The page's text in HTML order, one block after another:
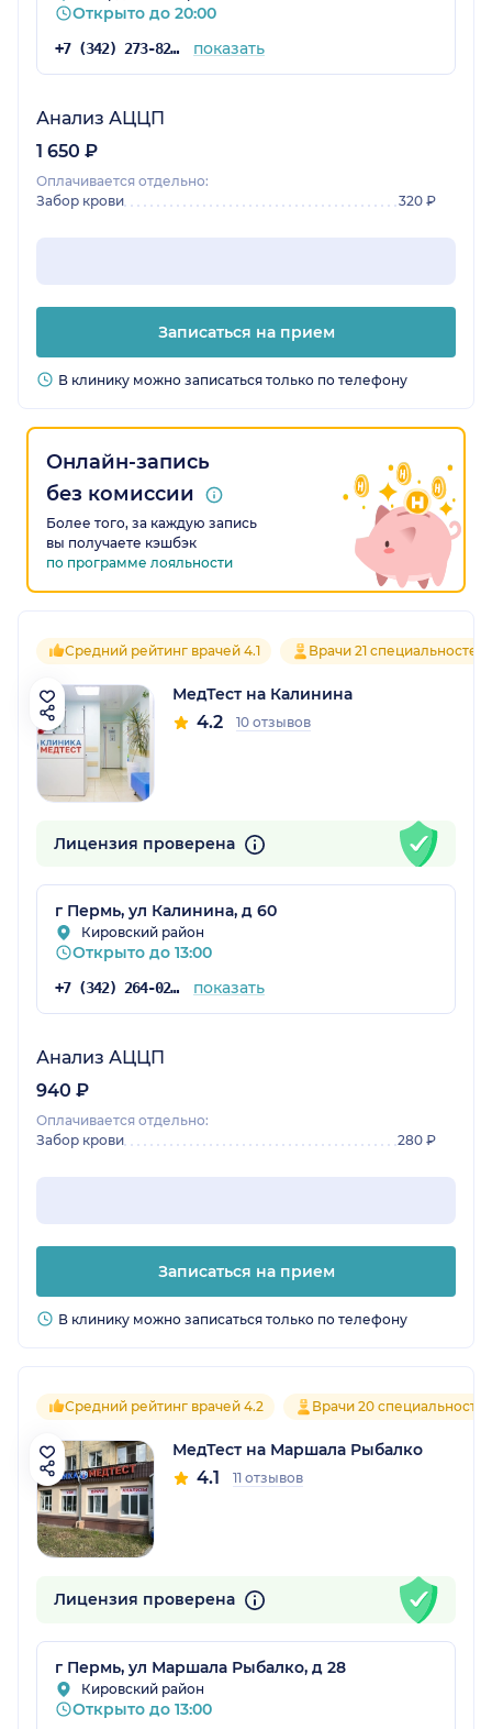
Открыто до 20:00
+7 (342) 273-82-37 показать
Анализ АЦЦП
1 650 ₽
Оплачивается отдельно:
Забор крови
320 ₽
Записаться на прием
В клинику можно записаться только по телефону
Онлайн-запись
без комиссии
Более того, за каждую запись
вы получаете кэшбэк
по программе лояльности
Средний рейтинг врачей 4.1 Врачи 21 специальностей
МедТест на Калинина
4.2 10 отзывов
Лицензия проверена
г Пермь, ул Калинина, д 60
Кировский район
Открыто до 13:00
+7 (342) 264-02-09 показать
Анализ АЦЦП
940 ₽
Оплачивается отдельно:
Забор крови
280 ₽
Записаться на прием
В клинику можно записаться только по телефону
Средний рейтинг врачей 4.2 Врачи 20
МедТест на Маршала Рыбалко
4.1 11 отзывов
Лицензия проверена
г Пермь, ул Маршала Рыбалко, д 28
Кировский район
Открыто до 13:00